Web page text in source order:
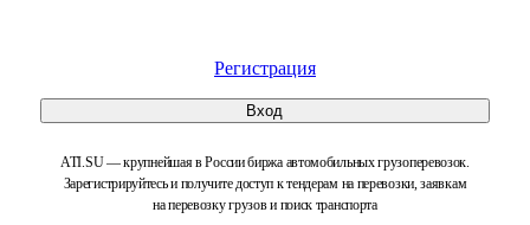
Регистрация
Вход
ATI.SU — крупнейшая в России биржа автомобильных грузоперевозок.
Зарегистрируйтесь и получите доступ к тендерам на перевозки, заявкам
на перевозку грузов и поиск транспорта